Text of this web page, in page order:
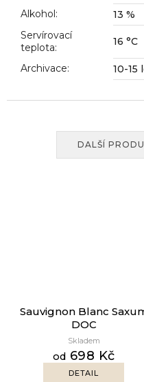
Alkohol:
13 %
Servírovací
teplota: 16 °C
Archivace: 10-15
DALŠÍ
Sauvignon Blanc
DOC
Skladem
od 698 Kč
DETAIL